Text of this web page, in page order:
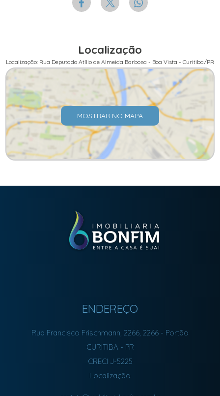
Localização
Localização: Rua Deputado Atílio de Almeida Barbosa - Boa Vista - Curitiba/PR
MOSTRAR NO MAPA
ENDEREÇO
Rua Francisco Frischmann, 2266, 2266 - Portão
CURITIBA - PR
CRECI J-5225
Localização